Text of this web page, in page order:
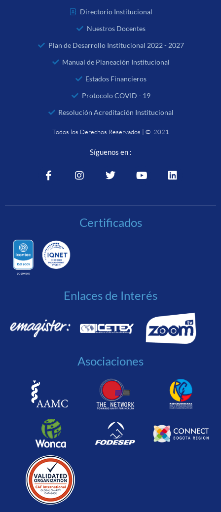
Directorio Institucional
Nuestros Docentes
Plan de Desarrollo Institucional 2022 - 2027
Manual de Planeación Institucional
Estados Financieros
Protocolo COVID - 19
Resolución Acreditación Institucional
Todos los Derechos Reservados | © 2021
Síguenos en :
Certificados
Enlaces de Interés
Asociaciones